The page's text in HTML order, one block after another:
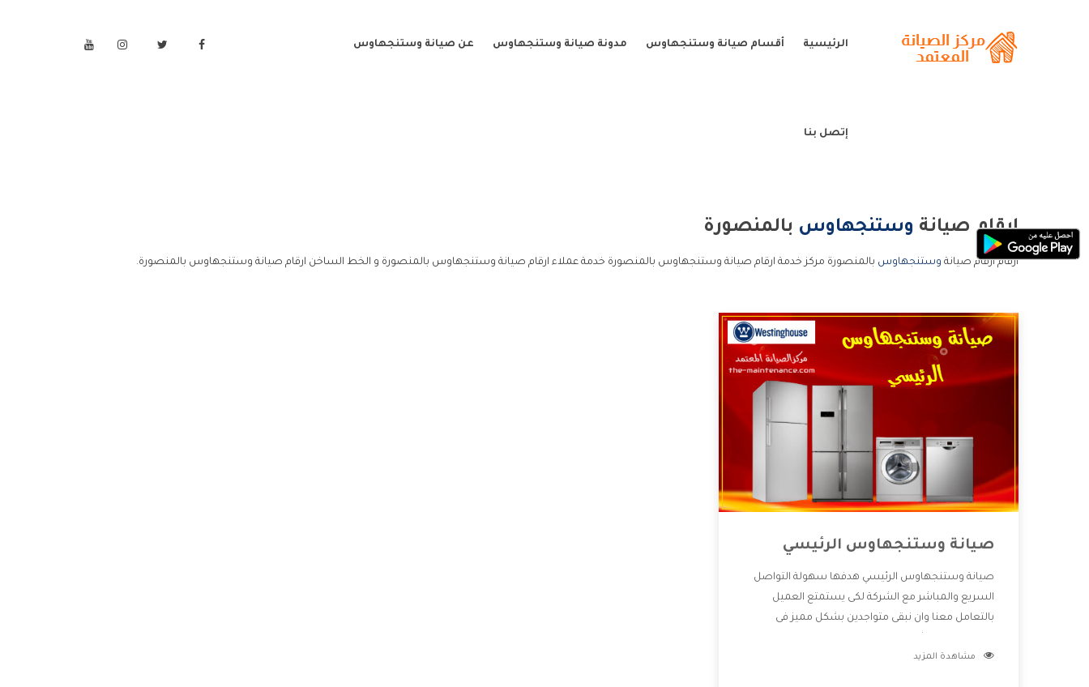
الرئيسية أقسام صيانة وستنجهاوس مدونة صيانة وستنجهاوس عن صيانة وستنجهاوس
إتصل بنا
ارقام صيانة وستنجهاوس بالمنصورة
ارقام ارقام صيانة وستنجهاوس بالمنصورة مركز خدمة ارقام صيانة وستنجهاوس بالمنصورة خدمة عملاء ارقام صيانة وستنجهاوس بالمنصورة و الخط الساخن ارقام صيانة وستنجهاوس بالمنصورة.
صيانة وستنجهاوس الرئيسي
صيانة وستنجهاوس الرئيسي هدفها سهولة التواصل
السريع والمباشر مع الشركة لكى يستمتع العميل
بالتعامل معنا وان نبقى متواجدين بشكل مميز فى
للعميل وان يستمتع بالخدمات التى تنفرد الشركة بها
مشاهدة المزيد